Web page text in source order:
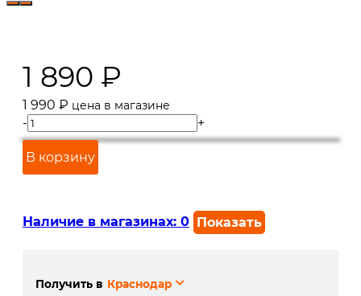
1 890 ₽
1 990 ₽ цена в магазине
- +
В корзину
Наличие в магазинах: 0 Показать
г. Краснодар, ТК Медиаплаза:
Получить в Краснодар